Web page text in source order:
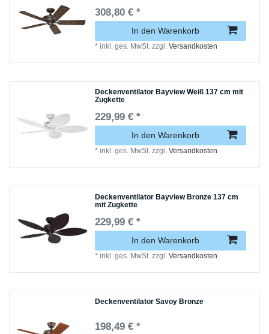
308,80 € *
In den Warenkorb
*inkl. ges. MwSt. zzgl.Versandkosten
Deckenventilator Bayview Weiß 137 cm mit
Zugkette
229,99 € *
In den Warenkorb
*inkl. ges. MwSt. zzgl.Versandkosten
Deckenventilator Bayview Bronze 137 cm
mit Zugkette
229,99 € *
In den Warenkorb
*inkl. ges. MwSt. zzgl.Versandkosten
Deckenventilator Savoy Bronze
198,49 € *